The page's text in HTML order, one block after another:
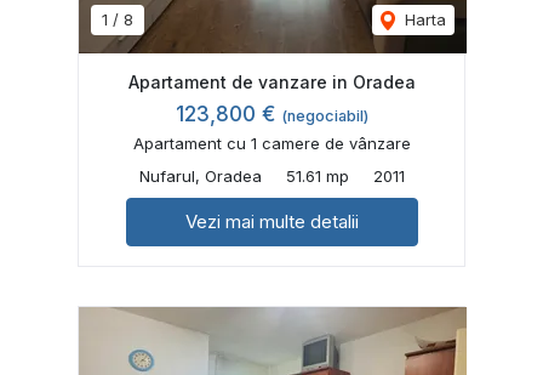
1 / 8 Harta
Apartament de vanzare in Oradea
123,800 € (negociabil)
Apartament cu 1 camere de vânzare
Nufarul, Oradea
51.61 mp 2011
Vezi mai multe detalii